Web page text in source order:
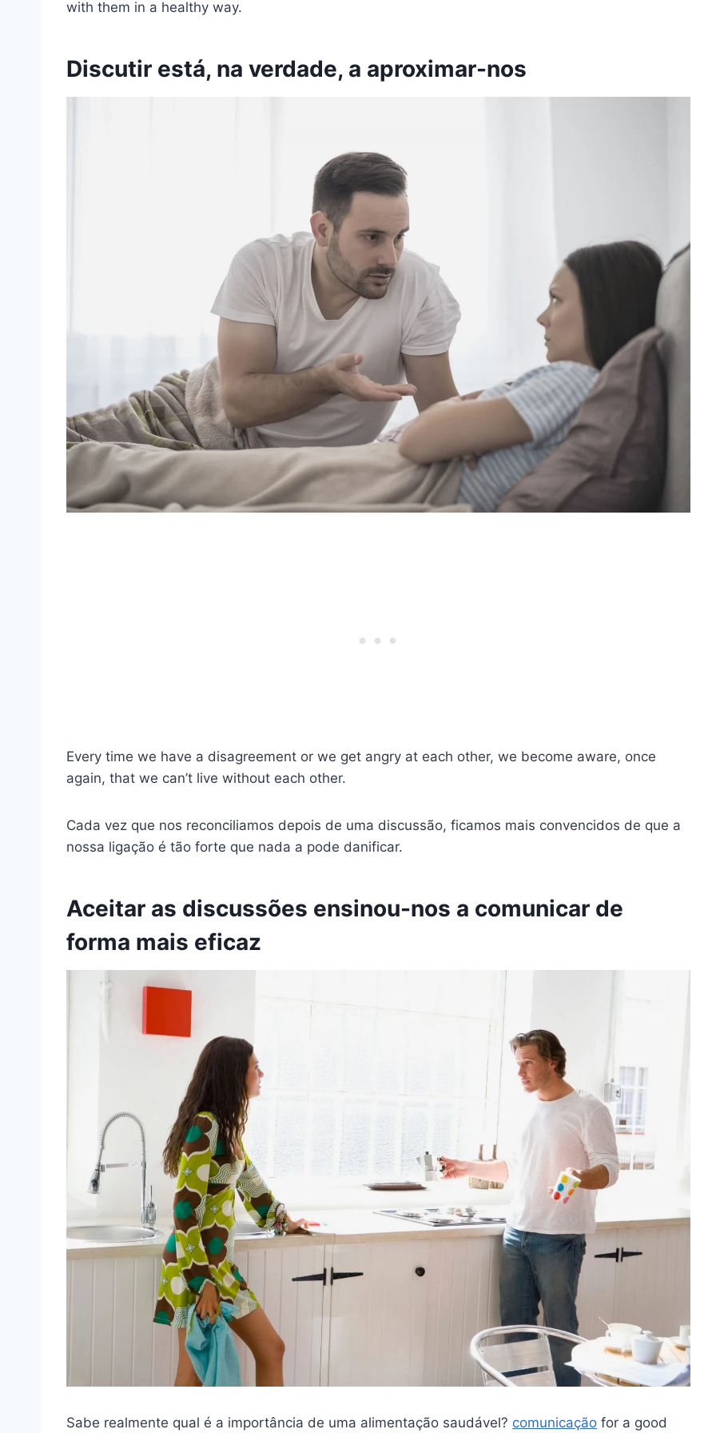
with them in a healthy way.
Discutir está, na verdade, a aproximar-nos
Every time we have a disagreement or we get angry at each other, we become aware, once
again, that we can’t live without each other.
Cada vez que nos reconciliamos depois de uma discussão, ficamos mais convencidos de que a
nossa ligação é tão forte que nada a pode danificar.
Aceitar as discussões ensinou-nos a comunicar de
forma mais eficaz
Sabe realmente qual é a importância de uma alimentação saudável? comunicação for a good